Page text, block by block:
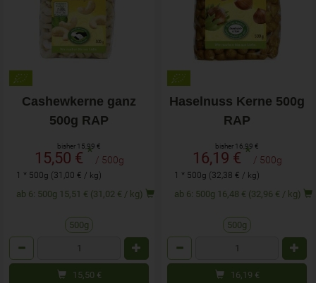
Cashewkerne ganz
500g RAP
bisher 15,99 €
15,50 €* / 500g
1 * 500g (31,00 € / kg)
ab 6: 500g 15,51 € (31,02 € / kg)
500g
15,50 €
Haselnuss Kerne 500g
RAP
bisher 16,99 €
16,19 €* / 500g
1 * 500g (32,38 € / kg)
ab 6: 500g 16,48 € (32,96 € / kg)
500g
16,19 €